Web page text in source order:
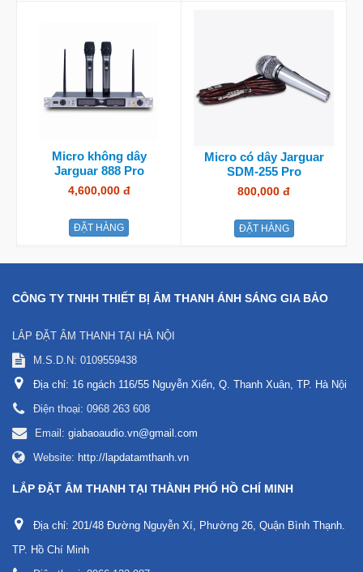
Micro không dây
Jarguar 888 Pro
4,600,000 đ
ĐẶT HÀNG
Micro có dây Jarguar
SDM-255 Pro
800,000 đ
ĐẶT HÀNG
CÔNG TY TNHH THIẾT BỊ ÂM THANH ÁNH SÁNG GIA BẢO
LẮP ĐẶT ÂM THANH TẠI HÀ NỘI
M.S.D.N: 0109559438
Địa chỉ: 16 ngách 116/55 Nguyễn Xiển, Q. Thanh Xuân, TP. Hà Nội
Điện thoại: 0968 263 608
Email: giabaoaudio.vn@gmail.com
Website: http://lapdatamthanh.vn
LẮP ĐẶT ÂM THANH TẠI THÀNH PHỐ HỒ CHÍ MINH
Địa chỉ: 201/48 Đường Nguyễn Xí, Phường 26, Quận Bình Thạnh.
TP. Hồ Chí Minh